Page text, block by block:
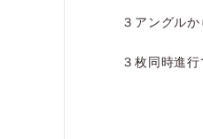
３アングル
３枚同時進行